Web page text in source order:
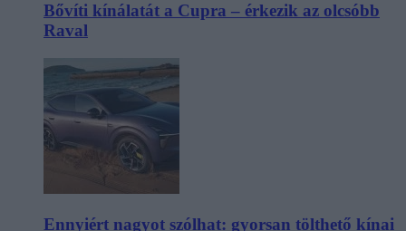
Bővíti kínálatát a Cupra – érkezik az olcsóbb
Raval
Ennyiért nagyot szólhat: gyorsan tölthető kínai